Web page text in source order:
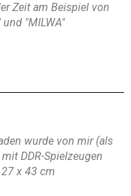
Zeit am Beispiel von
"MILWA"
wurde von mir (als
DDR-Spielzeugen
x 43 cm